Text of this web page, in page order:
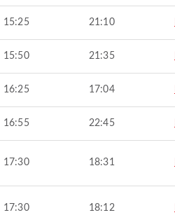
15:25 21:10
15:50 21:35
16:25 17:04
16:55 22:45
17:30 18:31
17:30 18:12